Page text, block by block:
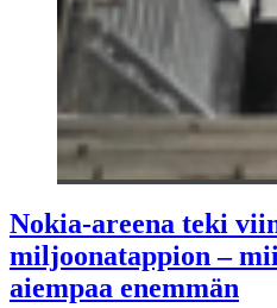
Nokia-areena teki
miljoonatappion –
aiempaa enemmän